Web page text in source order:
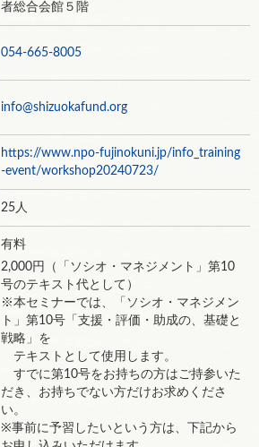
者総合会館５階
054-665-8005
info@shizuokafund.org
https://www.npo-fujinokuni.jp/info_training
-event/workshop20240723/
25人
有料
2,000円（「ソシオ・マネジメント」第10
号のテキスト代として）
※本セミナーでは、「ソシオ・マネジメン
ト」第10号「支援・評価・助成の、基礎と
戦略」を
テキストとして使用します。
すでに第10号をお持ちの方はご持参いた
だき、お持ちでない方だけお求めくださ
い。
※事前に予習したいという方は、下記から